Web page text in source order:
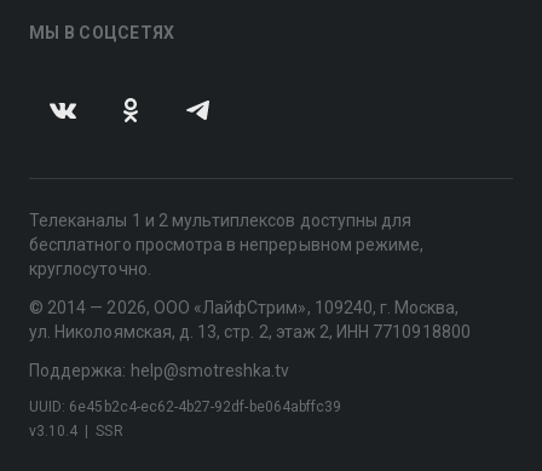
МЫ В СОЦСЕТЯХ
Телеканалы 1 и 2 мультиплексов доступны для
бесплатного просмотра в непрерывном режиме,
круглосуточно.
© 2014 — 2026, ООО «ЛайфСтрим», 109240, г. Москва,
ул. Николоямская, д. 13, стр. 2, этаж 2, ИНН 7710918800
Поддержка: help@smotreshka.tv
v3.10.4 SSR
UUID: 6e45b2c4-ec62-4b27-92df-be064abffc39